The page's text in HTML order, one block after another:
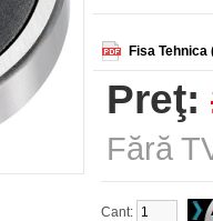
Fisa Tehnica
Preţ:
Fără
Cant: